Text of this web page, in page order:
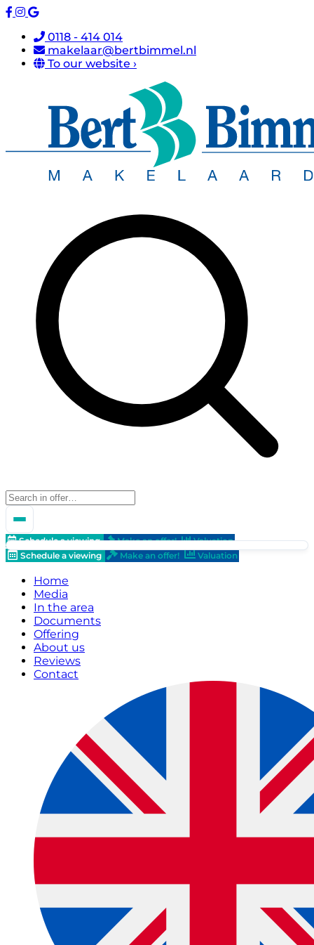
0118 - 414 014
makelaar@bertbimmel.nl
To our website ›
Schedule a viewing Make an offer!
Valuation
Schedule a viewing
Make an offer! Valuation
Home
Media
In the area
Documents
Offering
About us
Reviews
Contact